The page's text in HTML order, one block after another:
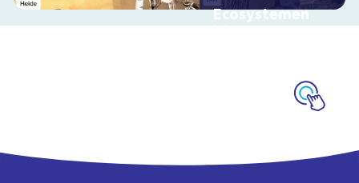
Ecosystemen
Interactieve